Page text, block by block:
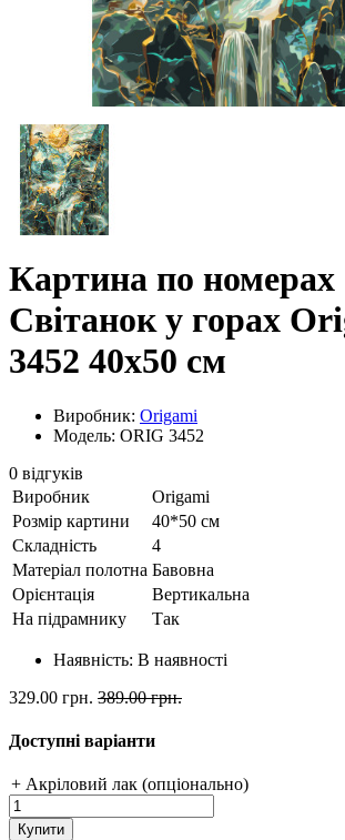
Картина по номерах
Світанок у горах
3452 40x50 см
Виробник: Origami
Модель: ORIG 3452
0 відгуків
Виробник
Origami
Розмір картини
40*50 см
Складність
4
Матеріал полотна Бавовна
Орієнтація
Вертикальна
На підрамнику
Так
Наявність: В наявності
329.00 грн. 389.00 грн.
Доступні варіанти
+ Акріловий лак (опціонально)
Купити